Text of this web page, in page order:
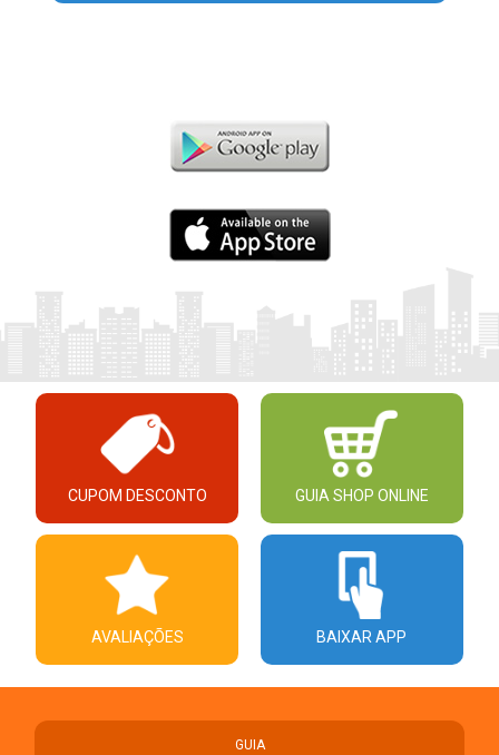
CUPOM DESCONTO GUIA SHOP ONLINE
AVALIAÇÕES BAIXAR APP
GUIA